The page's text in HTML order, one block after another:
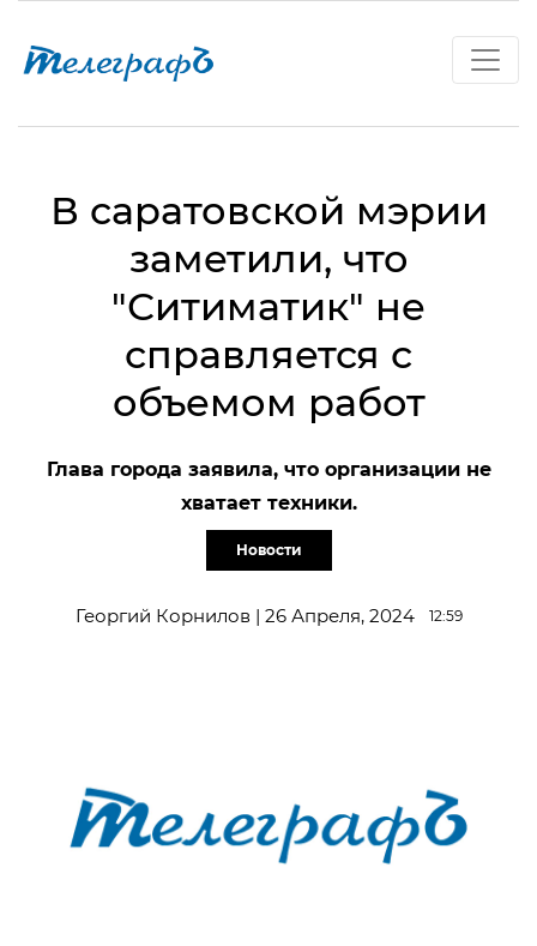
В саратовской мэрии
заметили, что
"Ситиматик" не
справляется с
объемом работ
Глава города заявила, что организации не
хватает техники.
Новости
Георгий Корнилов | 26 Апреля, 2024 12:59